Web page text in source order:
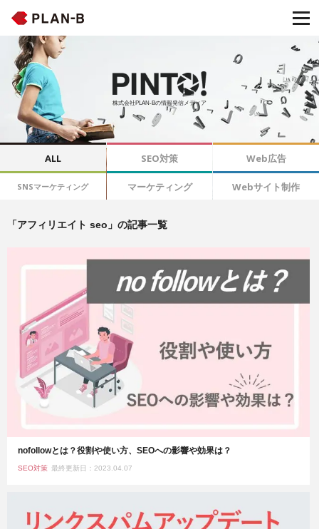
株式会社PLAN-Bの情報発信メディア
ALL SEO対策 Web広告
SNSマーケティング マーケティング Webサイト制作
「アフィリエイト seo」の記事一覧
nofollowとは？役割や使い方、SEOへの影響や効果は？
SEO対策 最終更新日：2023.04.07